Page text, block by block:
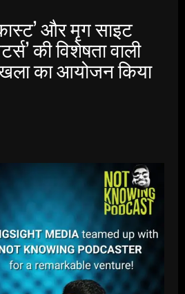
और मृग साइट
की विशेषता वाली
का आयोजन किया